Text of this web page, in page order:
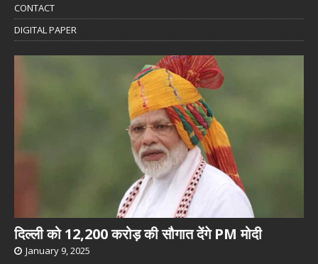
CONTACT
DIGITAL PAPER
दिल्ली को 12,200 करोड़ की सौगात देंगे PM मोदी
January 9, 2025